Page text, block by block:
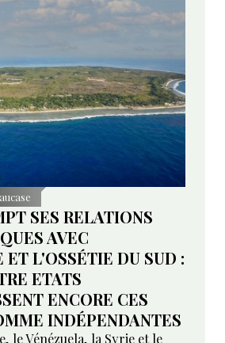
SES RELATIONS
AVEC
L'OSSÉTIE DU SUD :
ETATS
ENCORE CES
INDÉPENDANTES
le Vénézuela, la Syrie et le